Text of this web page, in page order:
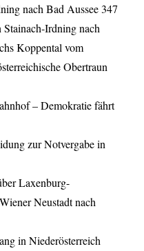
nach Bad Aussee 347
Irdning nach
Koppental vom
Obertraun
– Demokratie fährt
zur Notvergabe in
Laxenburg-
Neustadt nach
in Niederösterreich